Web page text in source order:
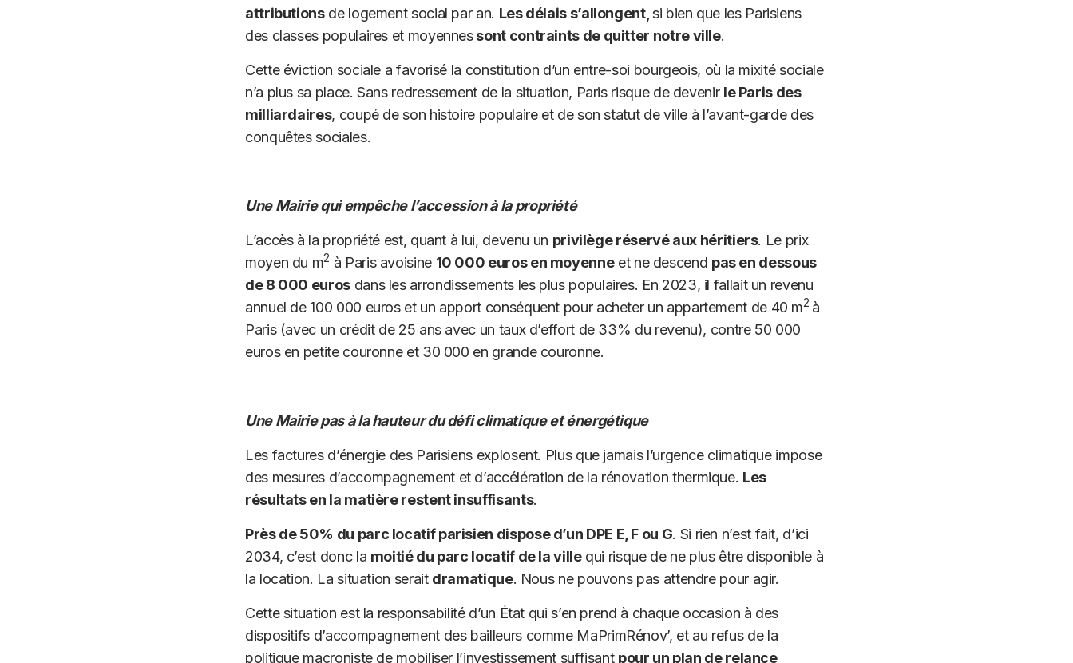
attributionsde logement social par an. Les délais s’allongent, si bien que les Parisiens
des classes populaires et moyennessont contraints de quitter notre ville.
Cette éviction sociale a favorisé la constitution d’un entre-soi bourgeois, où la mixité sociale
n’a plus sa place. Sans redressement de la situation, Paris risque de devenir le Paris des
milliardaires, coupé de son histoire populaire et de son statut de ville à l’avant-garde des
conquêtes sociales.
Une Mairie qui empêche l’accession à la propriété
L’accès à la propriété est, quant à lui, devenu un privilège réservé aux héritiers. Le prix
moyen du m2 à Paris avoisine 10 000 euros en moyenneet ne descend pas en dessous
de 8 000 eurosdans les arrondissements les plus populaires. En 2023, il fallait un revenu
annuel de 100 000 euros et un apport conséquent pour acheter un appartement de 40 m2 à
Paris (avec un crédit de 25 ans avec un taux d’effort de 33% du revenu), contre 50 000
euros en petite couronne et 30 000 en grande couronne.
Une Mairie pas à la hauteur du défi climatique et énergétique
Les factures d’énergie des Parisiens explosent. Plus que jamais l’urgence climatique impose
des mesures d’accompagnement et d’accélération de la rénovation thermique. Les
résultats en la matière restent insuffisants.
Près de 50% du parc locatif parisien dispose d’un DPE E, F ou G. Si rien n’est fait, d’ici
2034, c’est donc la moitié du parc locatif de la villequi risque de ne plus être disponible à
la location. La situation serait dramatique. Nous ne pouvons pas attendre pour agir.
Cette situation est la responsabilité d’un État qui s’en prend à chaque occasion à des
dispositifs d’accompagnement des bailleurs comme MaPrimRénov’, et au refus de la
politique macroniste de mobiliser l’investissement suffisant pour un plan de relance